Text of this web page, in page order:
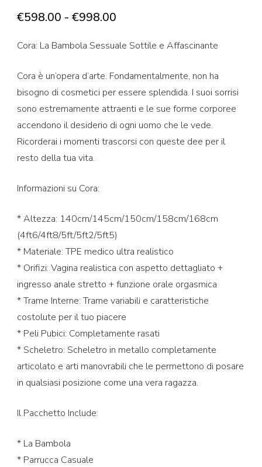
su base
€598.00 - €998.00
prezzo:
€598.00
€998.00
Cora: La Bambola Sessuale Sottile e Affascinante
Cora è un’opera d’arte. Fondamentalmente, non ha
bisogno di cosmetici per essere splendida. I suoi sorrisi
sono estremamente attraenti e le sue forme corporee
accendono il desiderio di ogni uomo che le vede.
Ricorderai i momenti trascorsi con queste dee per il
resto della tua vita.
Informazioni su Cora:
* Altezza: 140cm/145cm/150cm/158cm/168cm
(4ft6/4ft8/5ft/5ft2/5ft5)
* Materiale: TPE medico ultra realistico
* Orifizi: Vagina realistica con aspetto dettagliato +
ingresso anale stretto + funzione orale orgasmica
* Trame Interne: Trame variabili e caratteristiche
costolute per il tuo piacere
* Peli Pubici: Completamente rasati
* Scheletro: Scheletro in metallo completamente
articolato e arti manovrabili che le permettono di posare
in qualsiasi posizione come una vera ragazza.
Il Pacchetto Include:
* La Bambola
* Parrucca Casuale